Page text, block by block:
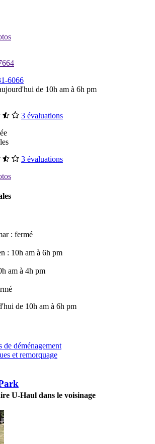
6066
de 10h am à 6h pm
3 évaluations
3 évaluations
: fermé
: 10h am à 6h pm
am à 4h pm
de 10h am à 6h pm
de déménagement
et remorquage
U-Haul dans le voisinage